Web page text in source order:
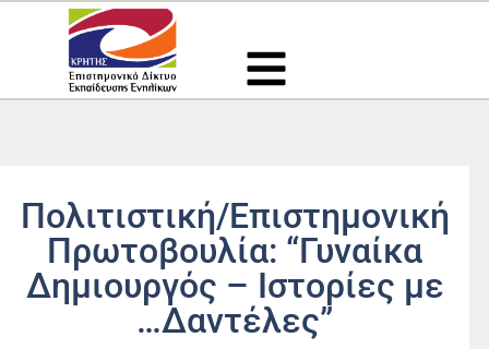
Μετάβαση
περιεχόμενο
Πολιτιστική/Επιστημονική
Πρωτοβουλία: “Γυναίκα
Δημιουργός – Ιστορίες με
…Δαντέλες”